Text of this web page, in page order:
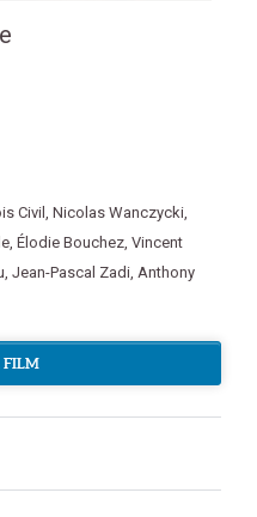
Civil, Nicolas Wanczycki,
, Élodie Bouchez, Vincent
, Jean-Pascal Zadi, Anthony
FILM